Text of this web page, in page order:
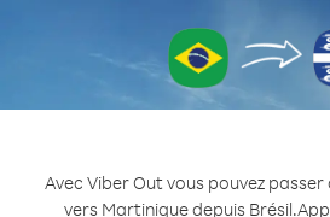
Avec Viber Out vous pouvez
vers Martinique depuis Brésil.